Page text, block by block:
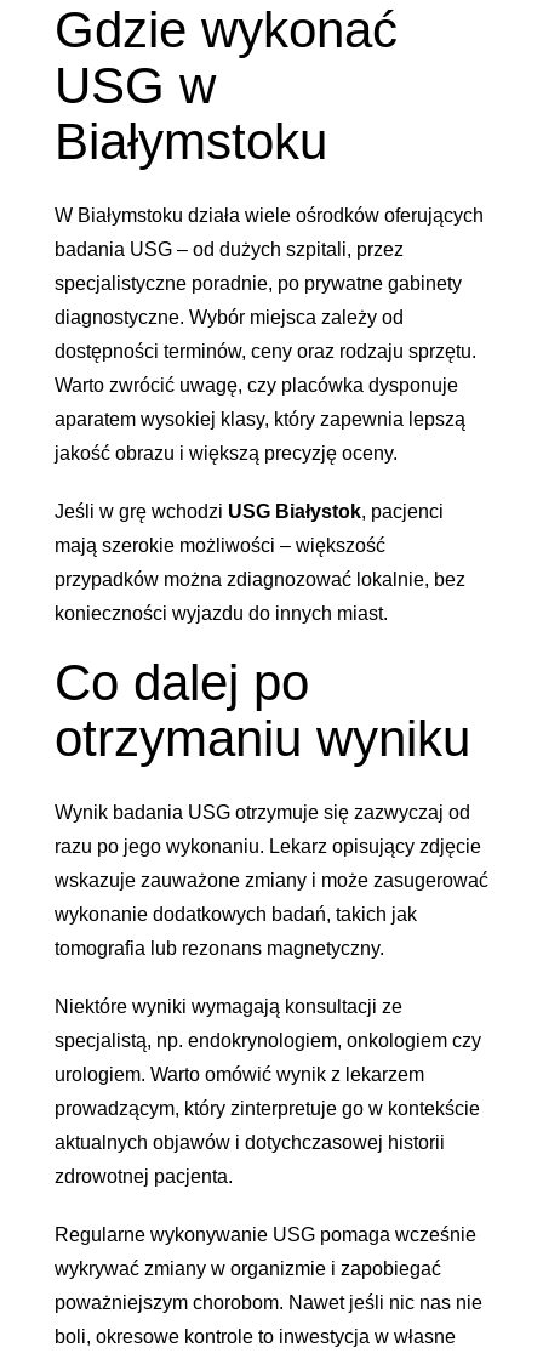
Gdzie wykonać
USG w
Białymstoku
W Białymstoku działa wiele ośrodków oferujących
badania USG – od dużych szpitali, przez
specjalistyczne poradnie, po prywatne gabinety
diagnostyczne. Wybór miejsca zależy od
dostępności terminów, ceny oraz rodzaju sprzętu.
Warto zwrócić uwagę, czy placówka dysponuje
aparatem wysokiej klasy, który zapewnia lepszą
jakość obrazu i większą precyzję oceny.
Jeśli w grę wchodzi USG Białystok, pacjenci
mają szerokie możliwości – większość
przypadków można zdiagnozować lokalnie, bez
konieczności wyjazdu do innych miast.
Co dalej po
otrzymaniu wyniku
Wynik badania USG otrzymuje się zazwyczaj od
razu po jego wykonaniu. Lekarz opisujący zdjęcie
wskazuje zauważone zmiany i może zasugerować
wykonanie dodatkowych badań, takich jak
tomografia lub rezonans magnetyczny.
Niektóre wyniki wymagają konsultacji ze
specjalistą, np. endokrynologiem, onkologiem czy
urologiem. Warto omówić wynik z lekarzem
prowadzącym, który zinterpretuje go w kontekście
aktualnych objawów i dotychczasowej historii
zdrowotnej pacjenta.
Regularne wykonywanie USG pomaga wcześnie
wykrywać zmiany w organizmie i zapobiegać
poważniejszym chorobom. Nawet jeśli nic nas nie
boli, okresowe kontrole to inwestycja w własne